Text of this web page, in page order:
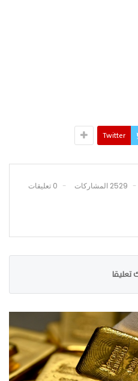
Twitter
2529 المشاركات 0 تعليقات
تعليقا